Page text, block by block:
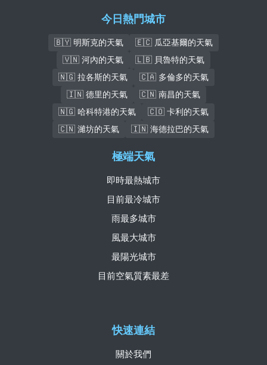
今日熱門城市
🇧🇾 明斯克的天氣
🇪🇨 瓜亞基爾的天氣
🇻🇳 河內的天氣
🇱🇧 貝魯特的天氣
🇳🇬 拉各斯的天氣
🇨🇦 多倫多的天氣
🇮🇳 德里的天氣
🇨🇳 南昌的天氣
🇳🇬 哈科特港的天氣
🇨🇴 卡利的天氣
🇨🇳 濰坊的天氣
🇮🇳 海德拉巴的天氣
快速連結
關於我們
極端天氣
即時最熱城市
目前最冷城市
雨最多城市
風最大城市
最陽光城市
目前空氣質素最差